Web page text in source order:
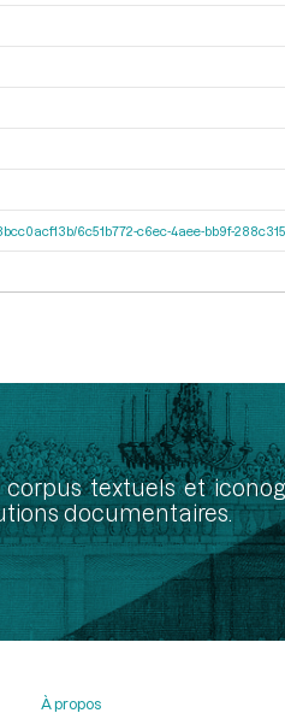
6c51b772-c6ec-4aee-bb9f-
textuels et
documentaires.
À propos